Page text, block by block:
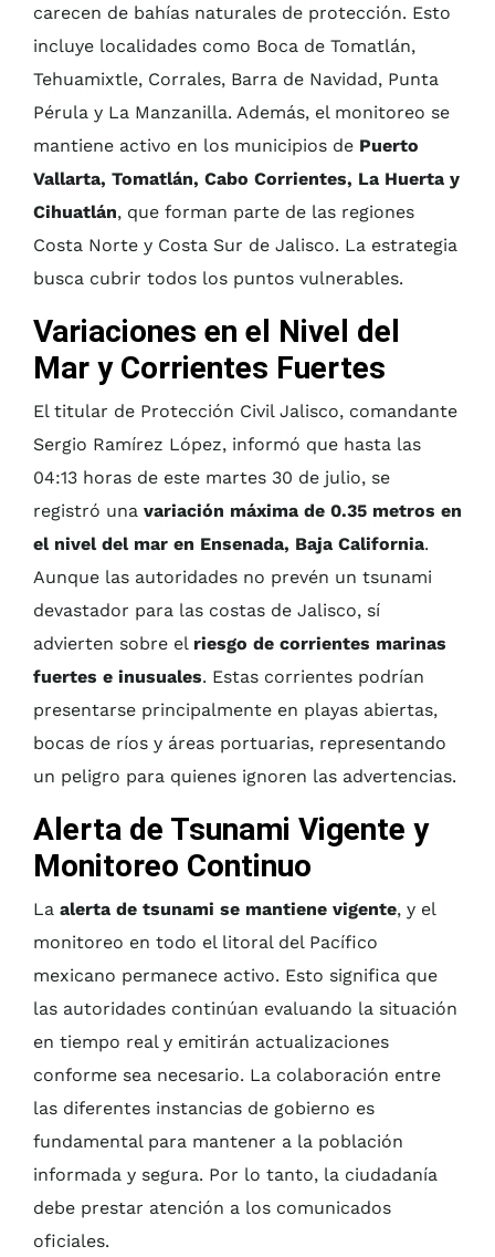
carecen de bahías naturales de protección. Esto
incluye localidades como Boca de Tomatlán,
Tehuamixtle, Corrales, Barra de Navidad, Punta
Pérula y La Manzanilla. Además, el monitoreo se
mantiene activo en los municipios de Puerto
Vallarta, Tomatlán, Cabo Corrientes, La Huerta y
Cihuatlán, que forman parte de las regiones
Costa Norte y Costa Sur de Jalisco. La estrategia
busca cubrir todos los puntos vulnerables.
Variaciones en el Nivel del
Mar y Corrientes Fuertes
El titular de Protección Civil Jalisco, comandante
Sergio Ramírez López, informó que hasta las
04:13 horas de este martes 30 de julio, se
registró una variación máxima de 0.35 metros en
el nivel del mar en Ensenada, Baja California.
Aunque las autoridades no prevén un tsunami
devastador para las costas de Jalisco, sí
advierten sobre el riesgo de corrientes marinas
fuertes e inusuales. Estas corrientes podrían
presentarse principalmente en playas abiertas,
bocas de ríos y áreas portuarias, representando
un peligro para quienes ignoren las advertencias.
Alerta de Tsunami Vigente y
Monitoreo Continuo
La alerta de tsunami se mantiene vigente, y el
monitoreo en todo el litoral del Pacífico
mexicano permanece activo. Esto significa que
las autoridades continúan evaluando la situación
en tiempo real y emitirán actualizaciones
conforme sea necesario. La colaboración entre
las diferentes instancias de gobierno es
fundamental para mantener a la población
informada y segura. Por lo tanto, la ciudadanía
debe prestar atención a los comunicados
oficiales.